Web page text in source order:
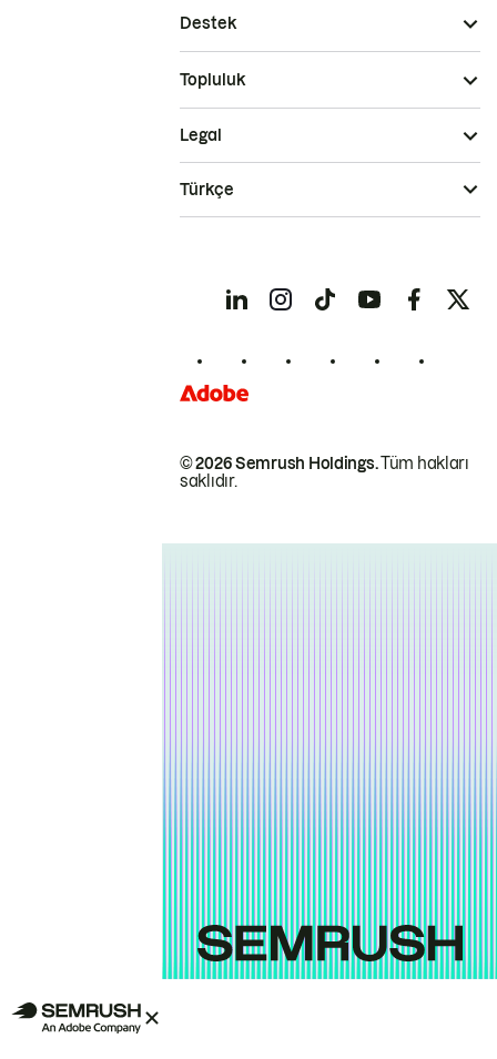
Destek
Topluluk
© 2026 Semrush Holdings.Tüm hakları
saklıdır.
Legal
Türkçe